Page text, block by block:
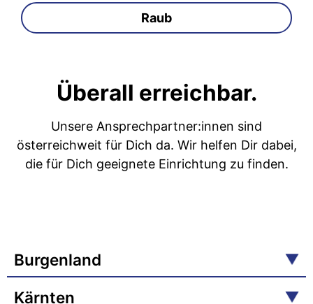
Raub
Überall erreichbar.
Unsere Ansprechpartner:innen sind
österreichweit für Dich da. Wir helfen Dir dabei,
die für Dich geeignete Einrichtung zu finden.
Burgenland
Kärnten